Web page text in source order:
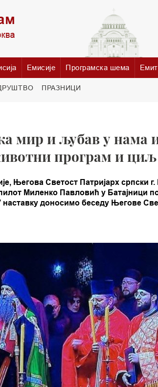
Емисије Програмска шема
ПРАЗНИЦИ
мир и љубав у нама
програм и циљ
Његова Светост Патријарх српски г.
Миленко Павловић у Батајници
доносимо беседу Његове